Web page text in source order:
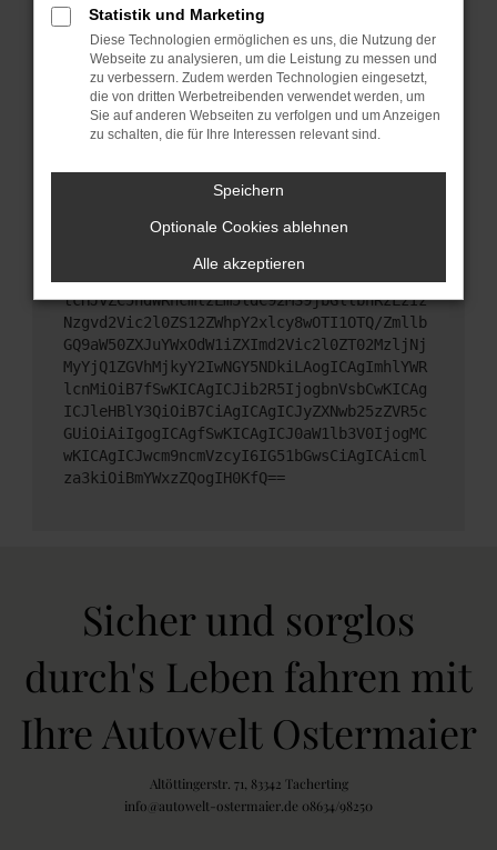
dass bestimmte Funktionen nicht mehr
unterstützt werden.
Wende dich an den Webseitenbetreiber.
Wenn du alle oben genannten Schritte versucht
hast, kontaktiere uns bitte. Wir werden versuchen,
das Problem zu beheben. Du kannst uns diesen
ewogICJuYW1lIjogIk5ldHdvcmtFcnJvciIsCiAgI
mNvbmZpZyI6IHsKICAgICJtZXRob2QiOiAiR0VUIi
wKICAgICJ1cmwiOiAiaHR0cHM6Ly9hcGkueC5ha3M
tcHJvZC5hdWRhcmlzLm5ldC92MS9jbGllbnRzLzIz
Nzgvd2Vic2l0ZS12ZWhpY2xlcy8wOTI1OTQ/Zmllb
GQ9aW50ZXJuYWxOdW1iZXImd2Vic2l0ZT02MzljNj
MyYjQ1ZGVhMjkyY2IwNGY5NDkiLAogICAgImhlYWR
lcnMiOiB7fSwKICAgICJib2R5IjogbnVsbCwKICAg
ICJleHBlY3QiOiB7CiAgICAgICJyZXNwb25zZVR5c
GUiOiAiIgogICAgfSwKICAgICJ0aW1lb3V0IjogMC
wKICAgICJwcm9ncmVzcyI6IG51bGwsCiAgICAicml
za3kiOiBmYWxzZQogIH0KfQ==
Sicher und sorglos
durch's Leben fahren mit
Ihre Autowelt Ostermaier
Altöttingerstr. 71, 83342 Tacherting
info@autowelt-ostermaier.de 08634/98250
Statistik und Marketing
Diese Technologien ermöglichen es uns, die Nutzung der
Webseite zu analysieren, um die Leistung zu messen und
zu verbessern. Zudem werden Technologien eingesetzt,
die von dritten Werbetreibenden verwendet werden, um
Sie auf anderen Webseiten zu verfolgen und um Anzeigen
zu schalten, die für Ihre Interessen relevant sind.
Speichern
Optionale Cookies ablehnen
Alle akzeptieren